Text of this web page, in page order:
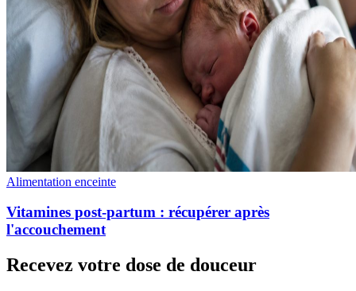
Alimentation enceinte
Vitamines post-partum : récupérer après
l'accouchement
Recevez votre dose de douceur